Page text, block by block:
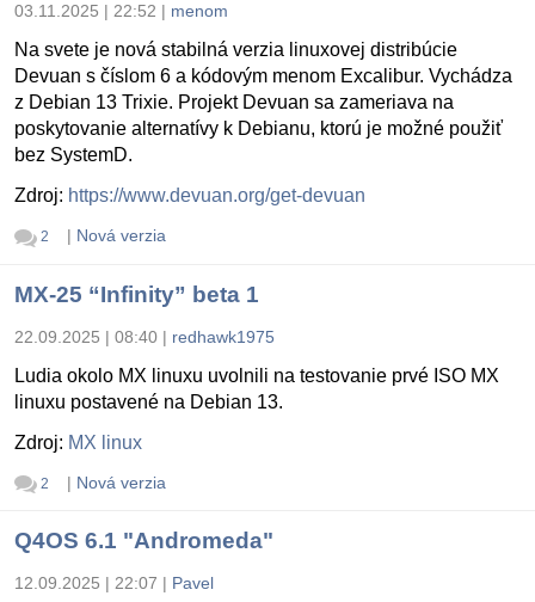
03.11.2025 | 22:52 | menom
Na svete je nová stabilná verzia linuxovej distribúcie
Devuan s číslom 6 a kódovým menom Excalibur. Vychádza
z Debian 13 Trixie. Projekt Devuan sa zameriava na
poskytovanie alternatívy k Debianu, ktorú je možné použiť
bez SystemD.
Zdroj: https://www.devuan.org/get-devuan
2 | Nová verzia
MX-25 “Infinity” beta 1
22.09.2025 | 08:40 | redhawk1975
Ludia okolo MX linuxu uvolnili na testovanie prvé ISO MX
linuxu postavené na Debian 13.
Zdroj: MX linux
2 | Nová verzia
Q4OS 6.1 "Andromeda"
12.09.2025 | 22:07 | Pavel